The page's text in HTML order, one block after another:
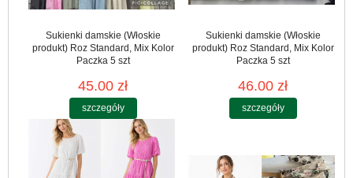
Sukienki damskie (Włoskie
produkt) Roz Standard, Mix Kolor
Paczka 5 szt
45.00 zł
szczegóły
Sukienki damskie (Włoskie
produkt) Roz Standard, Mix Kolor
Paczka 5 szt
46.00 zł
szczegóły